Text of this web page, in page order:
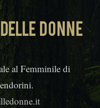
al Femminile di